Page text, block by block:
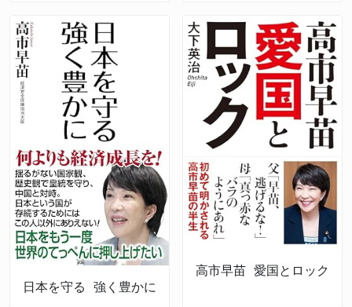
日本を守る 強く豊かに
高市早苗 愛国とロック